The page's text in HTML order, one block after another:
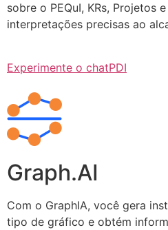
sobre o PEQuI, KRs, Projetos
interpretações precisas ao
Experimente o chatPDI
Graph.AI
Com o GraphIA, você gera
tipo de gráfico e obtém